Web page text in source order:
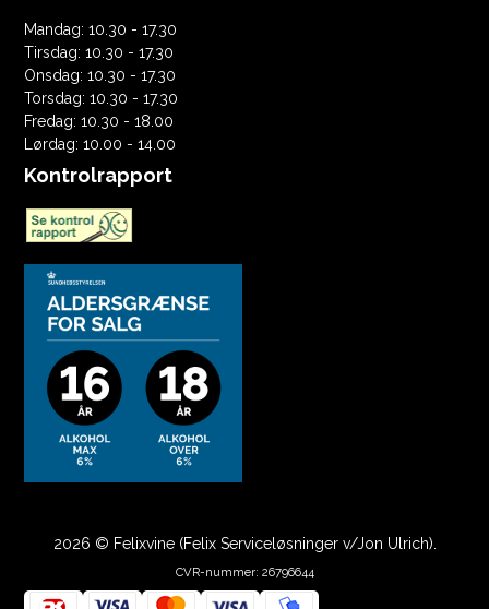
Mandag: 10.30 - 17.30
Tirsdag: 10.30 - 17.30
Onsdag: 10.30 - 17.30
Torsdag: 10.30 - 17.30
Fredag: 10.30 - 18.00
Lørdag: 10.00 - 14.00
Kontrolrapport
2026 © Felixvine (Felix Serviceløsninger v/Jon Ulrich).
CVR-nummer: 26796644